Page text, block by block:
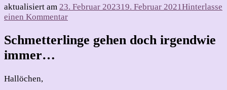
aktualisiert am 23. Februar 202319. Februar 2021Hinterlasse
einen Kommentarzu
voller
Fantasie
Schmetterlinge gehen doch irgendwie
immer…
Hallöchen,